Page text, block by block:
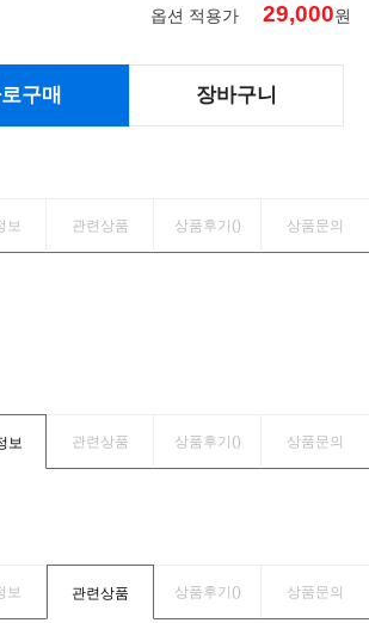
옵션 적용가 29,000원
구매 장바구니
보 관련상품 상품후기() 상품문의
보 관련상품 상품후기() 상품문의
보 관련상품 상품후기() 상품문의